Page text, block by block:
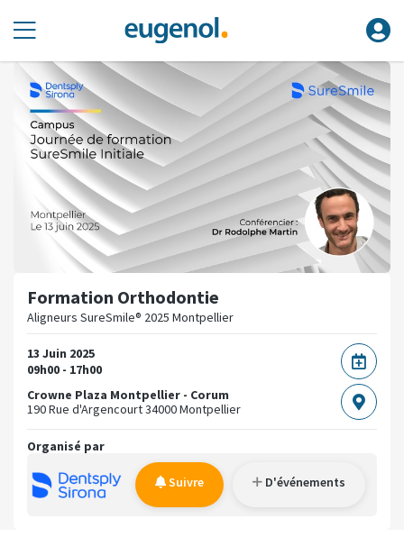
Formation Orthodontie
Aligneurs SureSmile® 2025 Montpellier
13 Juin 2025
09h00 - 17h00
Crowne Plaza Montpellier - Corum
190 Rue d'Argencourt34000 Montpellier
Organisé par
Suivre D'événements